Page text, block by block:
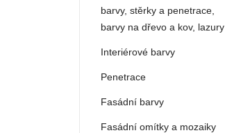
barvy, stěrky a penetrace,
barvy na dřevo a kov, lazury
Interiérové barvy
Penetrace
Fasádní barvy
Fasádní omítky a mozaiky